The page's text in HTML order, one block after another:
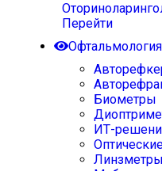
Перейти
Офтальмология
Биометры
ИТ-
Линзметры